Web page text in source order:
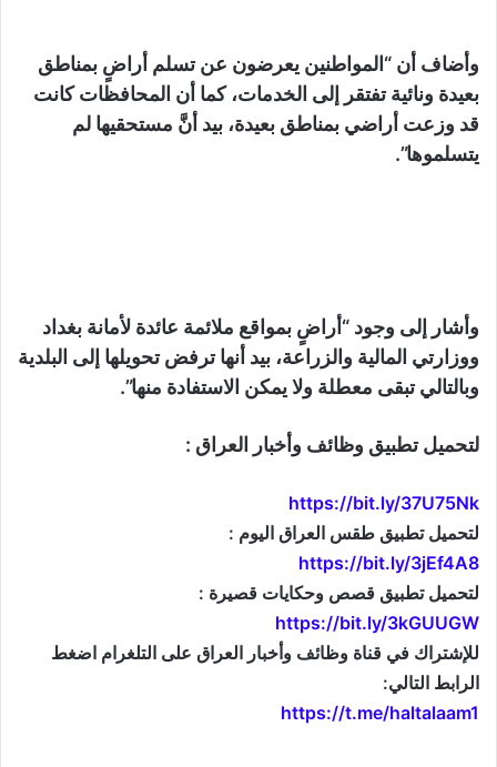
وأضاف أن “المواطنين يعرضون عن تسلم أراضٍ بمناطق
بعيدة ونائية تفتقر إلى الخدمات، كما أن المحافظات كانت
قد وزعت أراضي بمناطق بعيدة، بيد أنَّ مستحقيها لم
يتسلموها”.
وأشار إلى وجود “أراضٍ بمواقع ملائمة عائدة لأمانة بغداد
ووزارتي المالية والزراعة، بيد أنها ترفض تحويلها إلى البلدية
وبالتالي تبقى معطلة ولا يمكن الاستفادة منها”.
لتحميل تطبيق وظائف وأخبار العراق :
https://bit.ly/37U75Nk
لتحميل تطبيق طقس العراق اليوم :
https://bit.ly/3jEf4A8
لتحميل تطبيق قصص وحكايات قصيرة :
https://bit.ly/3kGUUGW
للإشتراك في قناة وظائف وأخبار العراق على التلغرام اضغط
الرابط التالي:
https://t.me/haltalaam1